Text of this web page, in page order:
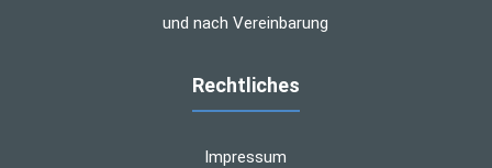
und nach Vereinbarung
Rechtliches
Impressum